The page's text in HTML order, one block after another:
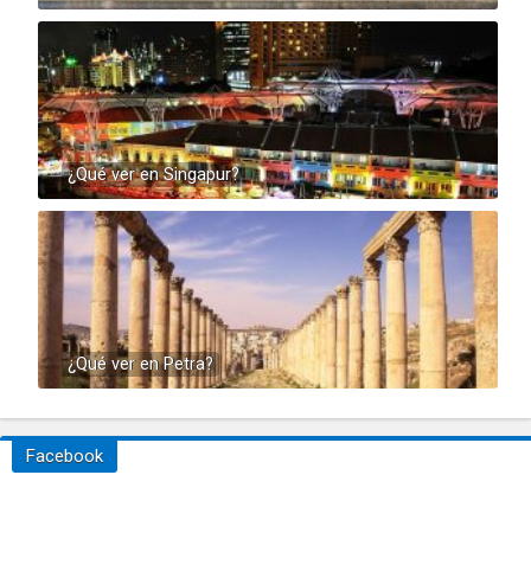
¿Qué ver en Singapur?
¿Qué ver en Petra?
Facebook